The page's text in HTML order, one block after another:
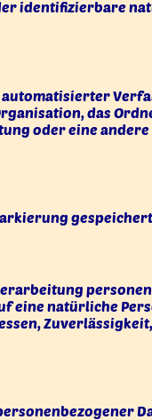
identifizierbare
das
oder eine
eine natürliche